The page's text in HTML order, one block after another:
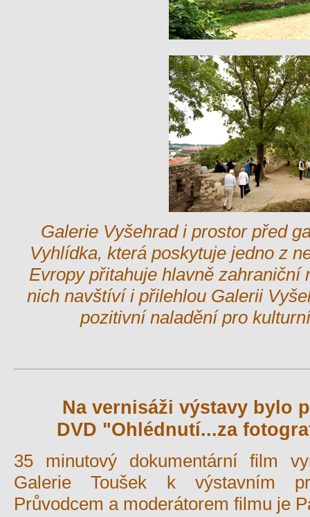
Galerie Vyšehrad i prostor před
Vyhlídka, která poskytuje jedno z
Evropy přitahuje hlavně zahraniční
nich navštíví i přilehlou Galerii
pozitivní naladění pro
Na vernisáži výstavy bylo
DVD "Ohlédnutí...za
35 minutový dokumentární film
Galerie Toušek k výstavním
Průvodcem a moderátorem filmu je